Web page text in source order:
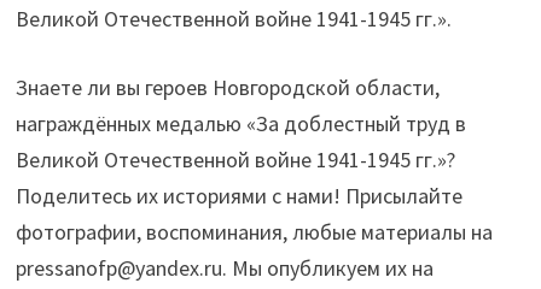
Великой Отечественной войне 1941-1945 гг.».
Знаете ли вы героев Новгородской области,
награждённых медалью «За доблестный труд в
Великой Отечественной войне 1941-1945 гг.»?
Поделитесь их историями с нами! Присылайте
фотографии, воспоминания, любые материалы на
pressanofp@yandex.ru. Мы опубликуем их на